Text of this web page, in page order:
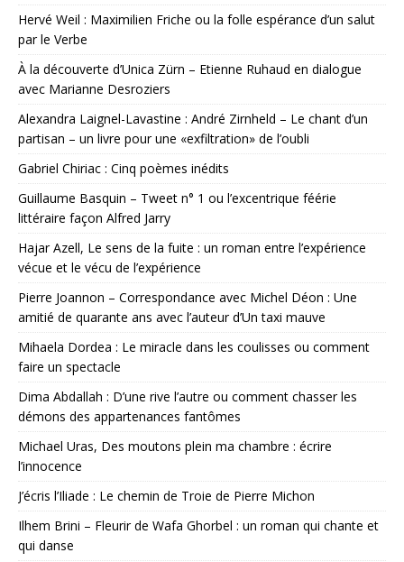
Hervé Weil : Maximilien Friche ou la folle espérance d’un salut
par le Verbe
À la découverte d’Unica Zürn – Etienne Ruhaud en dialogue
avec Marianne Desroziers
Alexandra Laignel-Lavastine : André Zirnheld – Le chant d’un
partisan – un livre pour une «exfiltration» de l’oubli
Gabriel Chiriac : Cinq poèmes inédits
Guillaume Basquin – Tweet n° 1 ou l’excentrique féérie
littéraire façon Alfred Jarry
Hajar Azell, Le sens de la fuite : un roman entre l’expérience
vécue et le vécu de l’expérience
Pierre Joannon – Correspondance avec Michel Déon : Une
amitié de quarante ans avec l’auteur d’Un taxi mauve
Mihaela Dordea : Le miracle dans les coulisses ou comment
faire un spectacle
Dima Abdallah : D’une rive l’autre ou comment chasser les
démons des appartenances fantômes
Michael Uras, Des moutons plein ma chambre : écrire
l’innocence
J’écris l’Iliade : Le chemin de Troie de Pierre Michon
Ilhem Brini – Fleurir de Wafa Ghorbel : un roman qui chante et
qui danse